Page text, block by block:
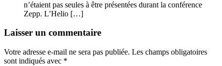
n’étaient pas seules à être présentées durant la conférence
Zepp. L’Helio […]
Laisser un commentaire
Votre adresse e-mail ne sera pas publiée. Les champs obligatoires
sont indiqués avec *